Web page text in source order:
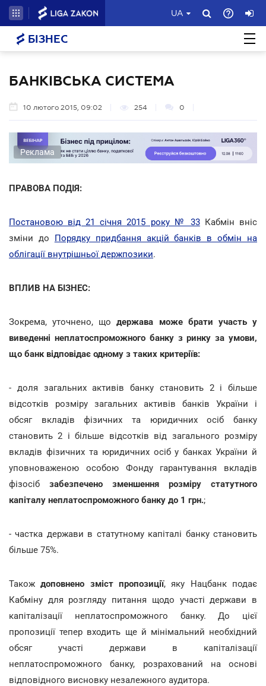
UA
БІЗНЕС
БАНКІВСЬКА СИСТЕМА
10 лютого 2015, 09:02 254 0
Реклама
ПРАВОВА ПОДІЯ:
Постановою від 21 січня 2015 року № 33Кабмін вніс
зміни до Порядку придбання акцій банків в обмін на
облігації внутрішньої держпозики.
ВПЛИВ НА БІЗНЕС:
Зокрема, уточнено, щодержава може брати участь у
виведенні неплатоспроможного банку з ринку за умови,
що банк відповідає одному з таких критеріїв:
- доля загальних активів банку становить 2 і більше
відсотків розміру загальних активів банків України і
обсяг вкладів фізичних та юридичних осіб банку
становить 2 і більше відсотків від загального розміру
вкладів фізичних та юридичних осіб у банках України й
уповноваженою особою Фонду гарантування вкладів
фізосіб забезпечено зменшення розміру статутного
капіталу неплатоспроможного банку до 1 грн.;
- частка держави в статутному капіталі банку становить
більше 75%.
Такождоповнено зміст пропозиції, яку Нацбанк подає
Кабміну для розгляду питання щодо участі держави в
капіталізації неплатоспроможного банку. До цієї
пропозиції тепер входить ще й мінімальний необхідний
обсяг участі держави в капіталізації
неплатоспроможного банку, розрахований на основі
відповідного висновку незалежного аудитора.